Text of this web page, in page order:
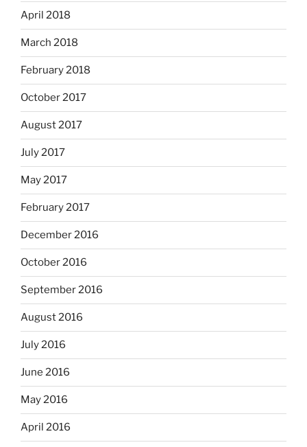
April 2018
March 2018
February 2018
October 2017
August 2017
July 2017
May 2017
February 2017
December 2016
October 2016
September 2016
August 2016
July 2016
June 2016
May 2016
April 2016